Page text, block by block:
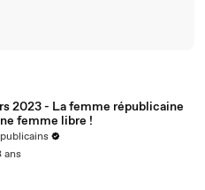
2023 - La femme républicaine
femme libre !
ans